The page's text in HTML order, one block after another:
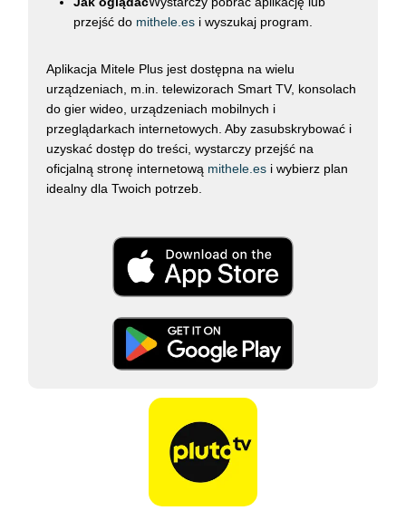
przejść do mithele.es i wyszukaj program.
Aplikacja Mitele Plus jest dostępna na wielu
urządzeniach, m.in. telewizorach Smart TV, konsolach
do gier wideo, urządzeniach mobilnych i
przeglądarkach internetowych. Aby zasubskrybować i
uzyskać dostęp do treści, wystarczy przejść na
oficjalną stronę internetową mithele.es i wybierz plan
idealny dla Twoich potrzeb.